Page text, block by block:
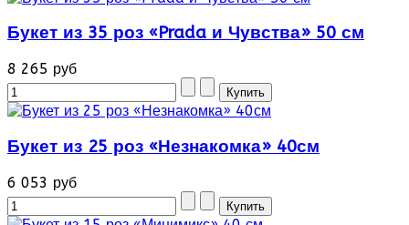
Букет из 35 роз «Prada и Чувства» 50 см
8 265 руб
Букет из 25 роз «Незнакомка» 40см
6 053 руб